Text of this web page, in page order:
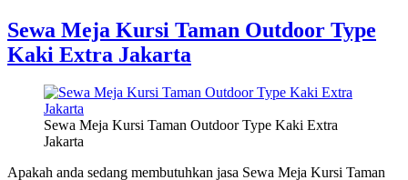
Sewa Meja Kursi Taman Outdoor Type
Kaki Extra Jakarta
Sewa Meja Kursi Taman Outdoor Type Kaki Extra
Jakarta
Apakah anda sedang membutuhkan jasa Sewa Meja Kursi Taman